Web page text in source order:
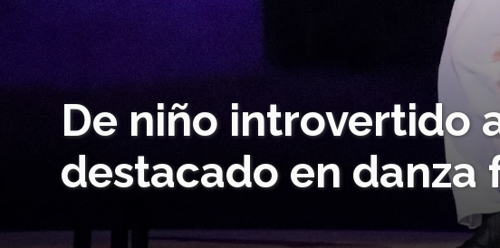
De niño introvertido
destacado en danza